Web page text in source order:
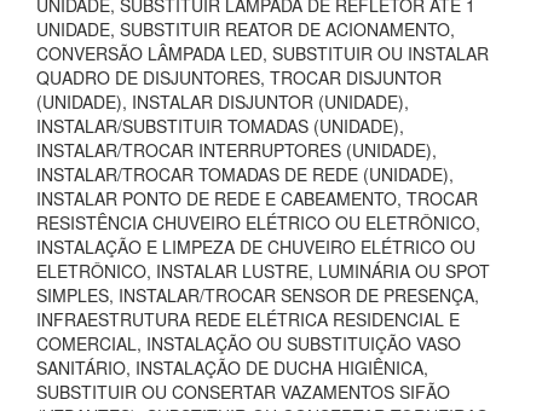
UNIDADE, SUBSTITUIR LÂMPADA DE REFLETOR ATÉ 1
UNIDADE, SUBSTITUIR REATOR DE ACIONAMENTO,
CONVERSÃO LÂMPADA LED, SUBSTITUIR OU INSTALAR
QUADRO DE DISJUNTORES, TROCAR DISJUNTOR
(UNIDADE), INSTALAR DISJUNTOR (UNIDADE),
INSTALAR/SUBSTITUIR TOMADAS (UNIDADE),
INSTALAR/TROCAR INTERRUPTORES (UNIDADE),
INSTALAR/TROCAR TOMADAS DE REDE (UNIDADE),
INSTALAR PONTO DE REDE E CABEAMENTO, TROCAR
RESISTÊNCIA CHUVEIRO ELÉTRICO OU ELETRÔNICO,
INSTALAÇÃO E LIMPEZA DE CHUVEIRO ELÉTRICO OU
ELETRÔNICO, INSTALAR LUSTRE, LUMINÁRIA OU SPOT
SIMPLES, INSTALAR/TROCAR SENSOR DE PRESENÇA,
INFRAESTRUTURA REDE ELÉTRICA RESIDENCIAL E
COMERCIAL, INSTALAÇÃO OU SUBSTITUIÇÃO VASO
SANITÁRIO, INSTALAÇÃO DE DUCHA HIGIÊNICA,
SUBSTITUIR OU CONSERTAR VAZAMENTOS SIFÃO